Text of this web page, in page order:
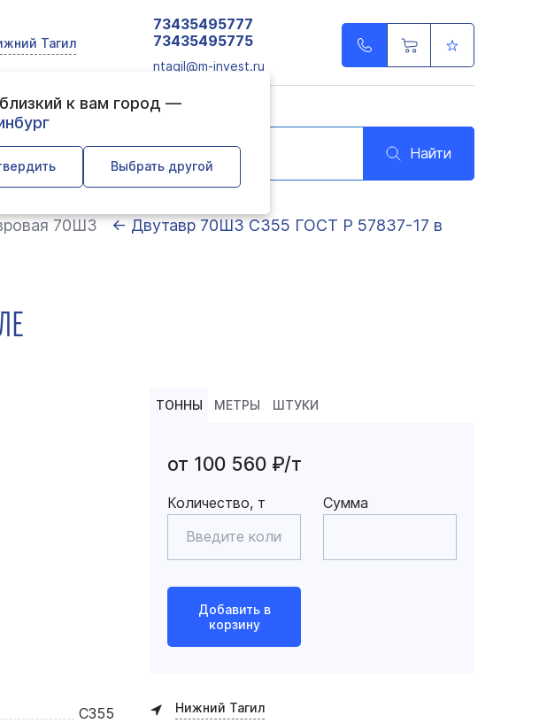
Тагил
к вам город —
Выбрать другой
73435495777
73435495775
ntagil@m-invest.ru
Найти
70Ш3
← Двутавр 70Ш3 С355 ГОСТ Р 57837-17 в
С355
ТОННЫ МЕТРЫ ШТУКИ
от 100 560 ₽/т
Количество, т Сумма
Добавить в
корзину
Нижний Тагил